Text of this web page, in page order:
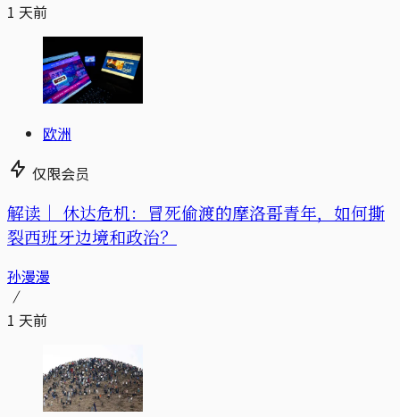
1 天前
欧洲
仅限会员
解读｜ 休达危机：冒死偷渡的摩洛哥青年，如何撕
裂西班牙边境和政治？
孙漫漫
1 天前